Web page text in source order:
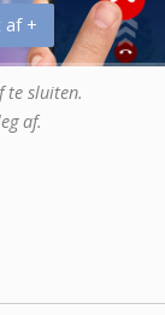
af +
te sluiten.
af.